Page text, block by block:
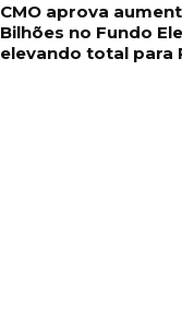
CMO aprova
Bilhões no Fundo
elevando total para